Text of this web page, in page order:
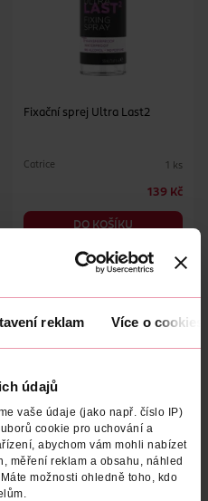
reklam Více o cookies
údajů
vaše údaje (jako např. číslo IP)
cookie pro uchování a
abychom vám mohli nabízet
měření reklam a obsahu, náhled
možnosti ohledně toho, kdo
Fixační sprej Ultra Last2
Catrice 1 ks
139 Kč
DO KOŠÍKU
Fixační sprej The Face Glue